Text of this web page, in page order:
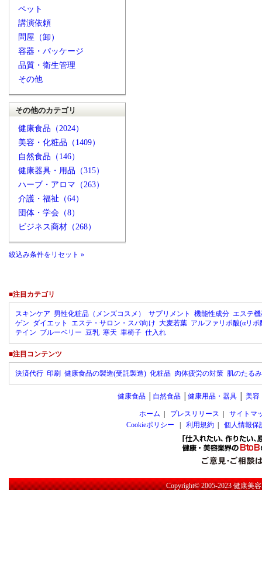
ペット
講演依頼
問屋（卸）
容器・パッケージ
品質・衛生管理
その他
その他のカテゴリ
健康食品（2024）
美容・化粧品（1409）
自然食品（146）
健康器具・用品（315）
ハーブ・アロマ（263）
介護・福祉（64）
団体・学会（8）
ビジネス商材（268）
絞込み条件をリセット »
■注目カテゴリ
スキンケア 男性化粧品（メンズコスメ） サプリメント 機能性成分 エステ
ゲン ダイエット エステ・サロン・スパ向け 大麦若葉 アルファリポ酸(αリポ
テイン ブルーベリー 豆乳 寒天 車椅子 仕入れ
■注目コンテンツ
決済代行 印刷 健康食品の製造(受託製造) 化粧品 肉体疲労の対策 肌のたる
健康食品│ 自然食品│ 健康用品・器具│ 美容
ホーム プレスリリース
サイトマ
Cookieポリシー
利用規約| 個人情報保
Copyright© 2005-2023健康美